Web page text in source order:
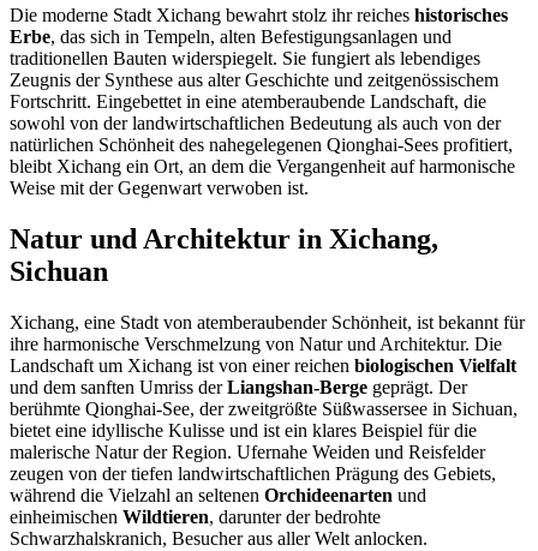
Die moderne Stadt Xichang bewahrt stolz ihr reiches historisches
Erbe, das sich in Tempeln, alten Befestigungsanlagen und
traditionellen Bauten widerspiegelt. Sie fungiert als lebendiges
Zeugnis der Synthese aus alter Geschichte und zeitgenössischem
Fortschritt. Eingebettet in eine atemberaubende Landschaft, die
sowohl von der landwirtschaftlichen Bedeutung als auch von der
natürlichen Schönheit des nahegelegenen Qionghai-Sees profitiert,
bleibt Xichang ein Ort, an dem die Vergangenheit auf harmonische
Weise mit der Gegenwart verwoben ist.
Natur und Architektur in Xichang,
Sichuan
Xichang, eine Stadt von atemberaubender Schönheit, ist bekannt für
ihre harmonische Verschmelzung von Natur und Architektur. Die
Landschaft um Xichang ist von einer reichen biologischen Vielfalt
und dem sanften Umriss derLiangshan-Berge geprägt. Der
berühmte Qionghai-See, der zweitgrößte Süßwassersee in Sichuan,
bietet eine idyllische Kulisse und ist ein klares Beispiel für die
malerische Natur der Region. Ufernahe Weiden und Reisfelder
zeugen von der tiefen landwirtschaftlichen Prägung des Gebiets,
während die Vielzahl an seltenen Orchideenarten und
einheimischen Wildtieren, darunter der bedrohte
Schwarzhalskranich, Besucher aus aller Welt anlocken.